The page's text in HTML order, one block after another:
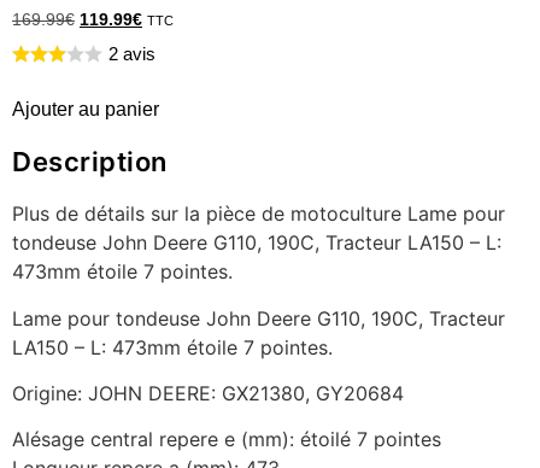
169.99€ 119.99€ TTC
2 avis
Ajouter au panier
Description
Plus de détails sur la pièce de motoculture Lame pour
tondeuse John Deere G110, 190C, Tracteur LA150 – L:
473mm étoile 7 pointes.
Lame pour tondeuse John Deere G110, 190C, Tracteur
LA150 – L: 473mm étoile 7 pointes.
Origine: JOHN DEERE: GX21380, GY20684
Alésage central repere e (mm): étoilé 7 pointes